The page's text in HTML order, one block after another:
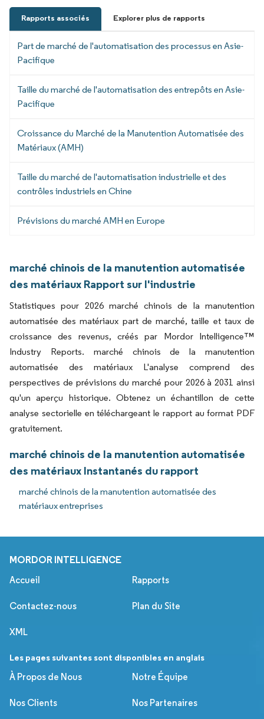
Rapports associés Explorer plus de rapports
Part de marché de l'automatisation des processus en Asie-
Pacifique
Taille du marché de l'automatisation des entrepôts en Asie-
Pacifique
Croissance du Marché de la Manutention Automatisée des
Matériaux (AMH)
Taille du marché de l'automatisation industrielle et des
contrôles industriels en Chine
Prévisions du marché AMH en Europe
marché chinois de la manutention automatisée
des matériaux Rapport sur l'industrie
Statistiques pour 2026 marché chinois de la manutention
automatisée des matériaux part de marché, taille et taux de
croissance des revenus, créés par Mordor Intelligence™
Industry Reports. marché chinois de la manutention
automatisée des matériaux L'analyse comprend des
perspectives de prévisions du marché pour 2026 à 2031 ainsi
qu'un aperçu historique. Obtenez un échantillon de cette
analyse sectorielle en téléchargeant le rapport au format PDF
gratuitement.
marché chinois de la manutention automatisée
des matériaux Instantanés du rapport
marché chinois de la manutention automatisée des
matériaux entreprises
MORDOR INTELLIGENCE
Accueil Rapports
Contactez-nous Plan du Site
XML
Les pages suivantes sont disponibles en anglais
À Propos de Nous
Notre Équipe
Nos Clients Nos Partenaires